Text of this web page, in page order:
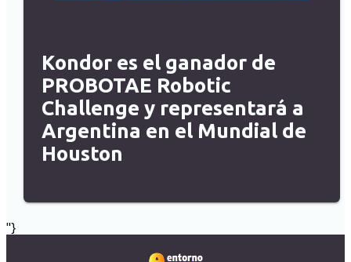
Kondor es el ganador de
PROBOTAE Robotic
Challenge y representará a
Argentina en el Mundial de
Houston
"}